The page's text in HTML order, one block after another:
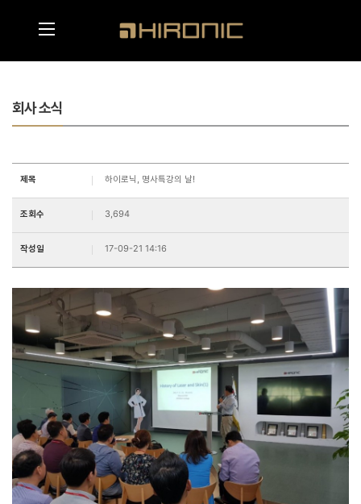
회사 소식
제목 하이로닉, 명사특강의 날!
조회수 3,694
작성일 17-09-21 14:16